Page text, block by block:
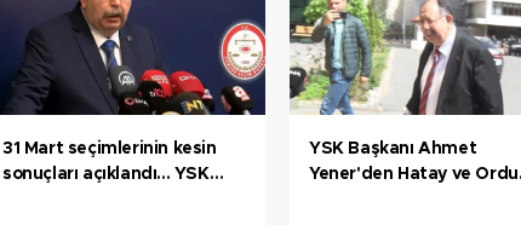
31 Mart seçimlerinin kesin
sonuçları açıklandı... YSK
YSK Başkanı Ahmet
Yener'den Hatay ve Ordu